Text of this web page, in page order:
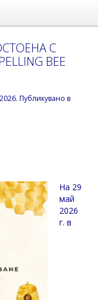
С
BЕЕ
. Публикувано в
На 29
май
2026
г. в